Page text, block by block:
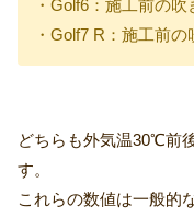
・Golf6：施工前の
・Golf7 R：施工前
どちらも外気温30℃前
す。
これらの数値は一般的